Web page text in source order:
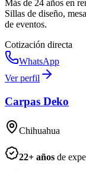
Más de 24 años en
Sillas de diseño,
de eventos.
Cotización directa
WhatsApp
Ver perfil
Carpas Deko
Chihuahua
22+ años de